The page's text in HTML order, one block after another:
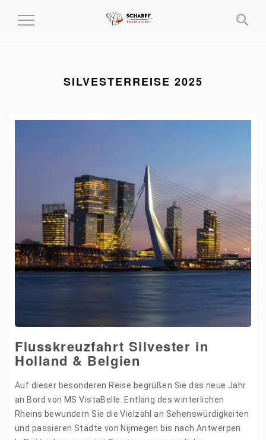
MENÜ
SILVESTERREISE 2025
Flusskreuzfahrt Silvester in
Holland & Belgien
Auf dieser besonderen Reise begrüßen Sie das neue Jahr
an Bord von MS VistaBelle. Entlang des winterlichen
Rheins bewundern Sie die Vielzahl an Sehenswürdigkeiten
und passieren Städte von Nijmegen bis nach Antwerpen.